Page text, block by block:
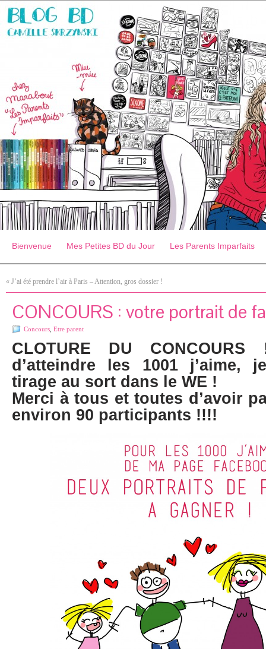
Bienvenue Mes Petites BD du Jour Les Parents Imparfaits
« J’ai été prendre l’air à Paris – Attention, gros dossier !
CONCOURS : votre portrait de
Concours Etre parent
CLOTURE DU
d’atteindre les 1001 j’aime,
tirage au sort dans le WE !
Merci à tous et toutes d’avoir
environ 90 participants !!!!